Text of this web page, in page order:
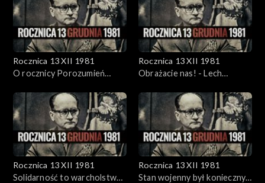
Gdańskiej (1983)
Rocznica 13 XII 1981
O rocznicy Porozumień
(1983)
Rocznica 13 XII 1981
Obrażacie nas! - Lech
(1983)
Rocznica 13 XII 1981
Solidarność to warcholstwo
Rocznica 13 XII 1981
Stan wojenny był konieczny -